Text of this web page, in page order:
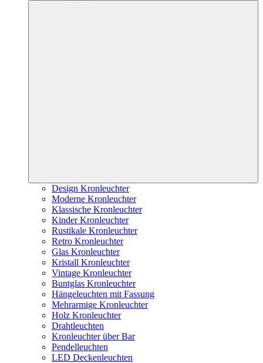
Design Kronleuchter
Moderne Kronleuchter
Klassische Kronleuchter
Kinder Kronleuchter
Rustikale Kronleuchter
Retro Kronleuchter
Glas Kronleuchter
Kristall Kronleuchter
Vintage Kronleuchter
Buntglas Kronleuchter
Hängeleuchten mit Fassung
Mehrarmige Kronleuchter
Holz Kronleuchter
Drahtleuchten
Kronleuchter über Bar
Pendelleuchten
LED Deckenleuchten